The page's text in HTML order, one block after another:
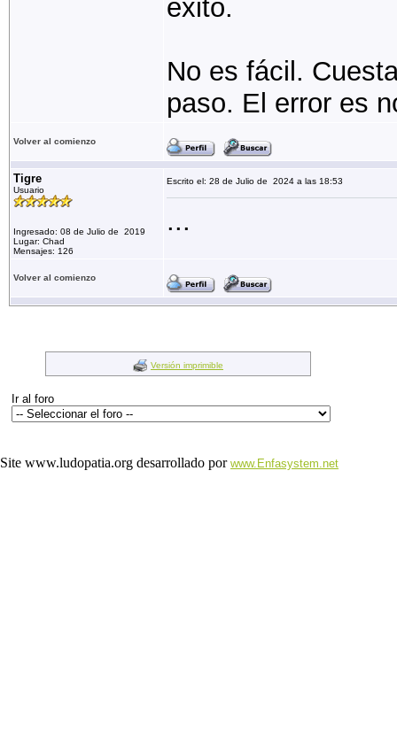
éxito.
No es fácil.
paso. El error es
Volver al comienzo
Tigre
Usuario
Ingresado: 08 de Julio de 2019
Lugar: Chad
Mensajes: 126
Escrito el: 28 de Julio de 2024 a las 18:53
...
Volver al comienzo
Versión imprimible
Ir al foro
Site www.ludopatia.org desarrollado por www.Enfasystem.net